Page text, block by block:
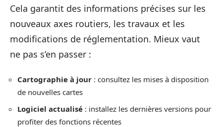
Cela garantit des informations précises sur les
nouveaux axes routiers, les travaux et les
modifications de réglementation. Mieux vaut
ne pas s’en passer :
Cartographie à jour : consultez les mises à disposition
de nouvelles cartes
Logiciel actualisé : installez les dernières versions pour
profiter des fonctions récentes